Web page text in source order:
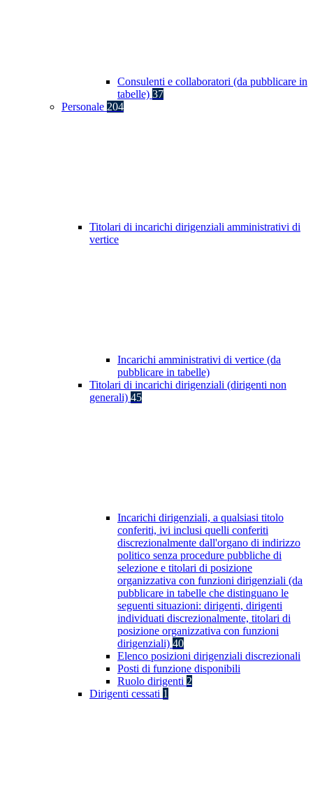
Consulenti e collaboratori (da pubblicare in
tabelle) 37
Personale 204
Titolari di incarichi dirigenziali amministrativi di
vertice
Incarichi amministrativi di vertice (da
pubblicare in tabelle)
Titolari di incarichi dirigenziali (dirigenti non
generali) 45
Incarichi dirigenziali, a qualsiasi titolo
conferiti, ivi inclusi quelli conferiti
discrezionalmente dall'organo di indirizzo
politico senza procedure pubbliche di
selezione e titolari di posizione
organizzativa con funzioni dirigenziali (da
pubblicare in tabelle che distinguano le
seguenti situazioni: dirigenti, dirigenti
individuati discrezionalmente, titolari di
posizione organizzativa con funzioni
dirigenziali) 40
Elenco posizioni dirigenziali discrezionali
Posti di funzione disponibili
Ruolo dirigenti 2
Dirigenti cessati 1